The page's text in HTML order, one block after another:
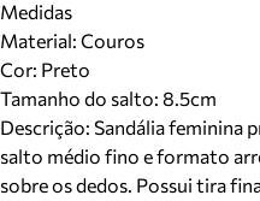
Medidas
Material: Couros
Cor: Preto
Tamanho do salto: 8.5cm
Descrição: Sandália feminina
salto médio fino e formato
sobre os dedos. Possui tira